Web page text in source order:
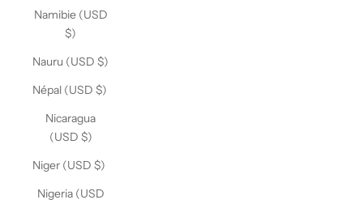
Namibie (USD
$)
Nauru (USD $)
Népal (USD $)
Nicaragua
(USD $)
Niger (USD $)
Nigeria (USD